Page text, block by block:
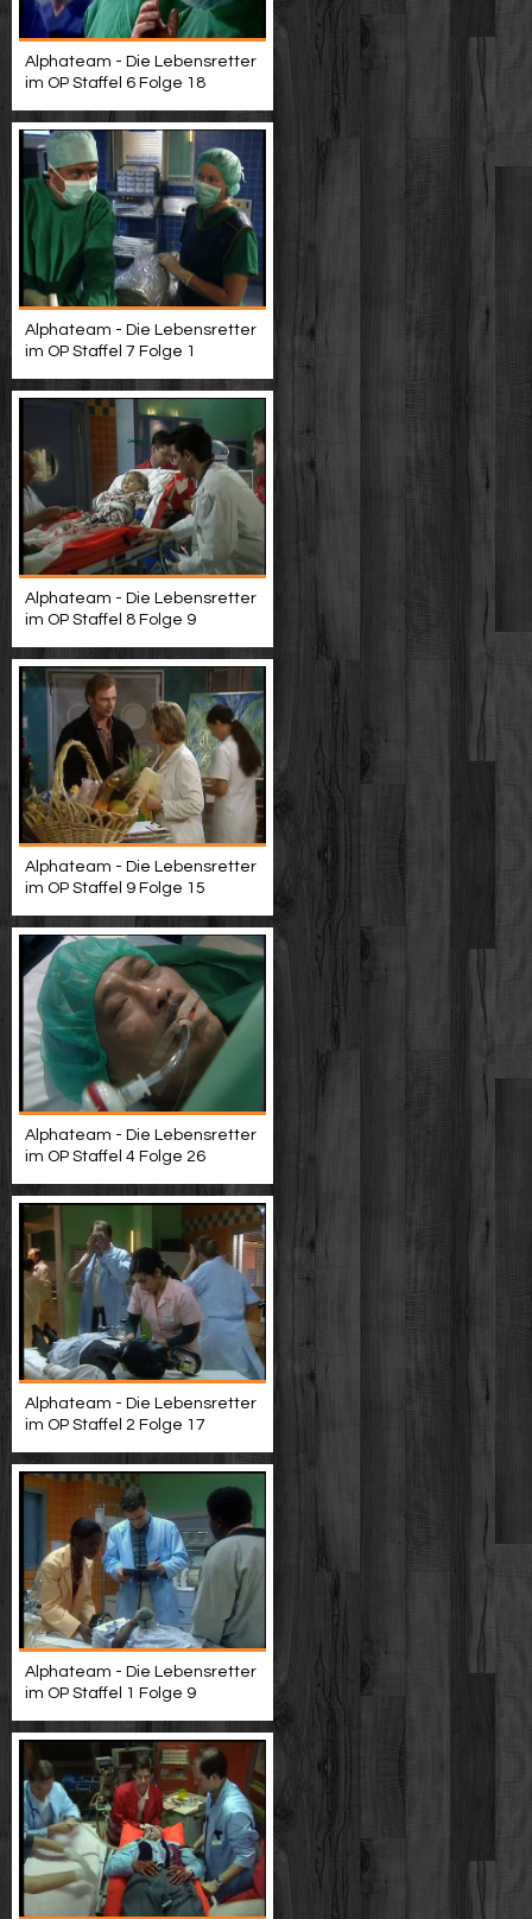
Alphateam - Die Lebensretter
im OP Staffel 6 Folge 18
Alphateam - Die Lebensretter
im OP Staffel 7 Folge 1
Alphateam - Die Lebensretter
im OP Staffel 8 Folge 9
Alphateam - Die Lebensretter
im OP Staffel 9 Folge 15
Alphateam - Die Lebensretter
im OP Staffel 4 Folge 26
Alphateam - Die Lebensretter
im OP Staffel 2 Folge 17
Alphateam - Die Lebensretter
im OP Staffel 1 Folge 9